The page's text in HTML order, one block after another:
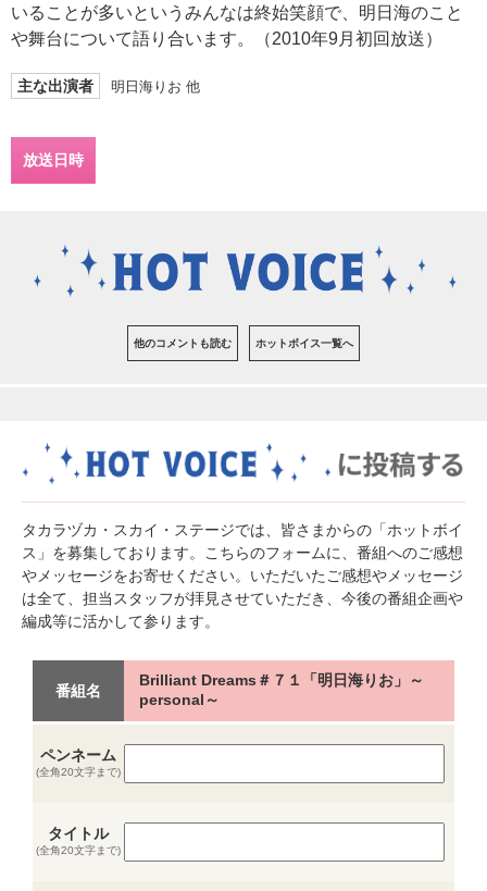
いることが多いというみんなは終始笑顔で、明日海のこと
や舞台について語り合います。（2010年9月初回放送）
主な出演者 明日海りお 他
放送日時
他のコメントも読む ホットボイス一覧へ
タカラヅカ・スカイ・ステージでは、皆さまからの「ホットボイ
ス」を募集しております。こちらのフォームに、番組へのご感想
やメッセージをお寄せください。いただいたご感想やメッセージ
は全て、担当スタッフが拝見させていただき、今後の番組企画や
編成等に活かして参ります。
番組名
Brilliant Dreams＃７１「明日海りお」～
personal～
ペンネーム
(全角20文字まで)
タイトル
(全角20文字まで)